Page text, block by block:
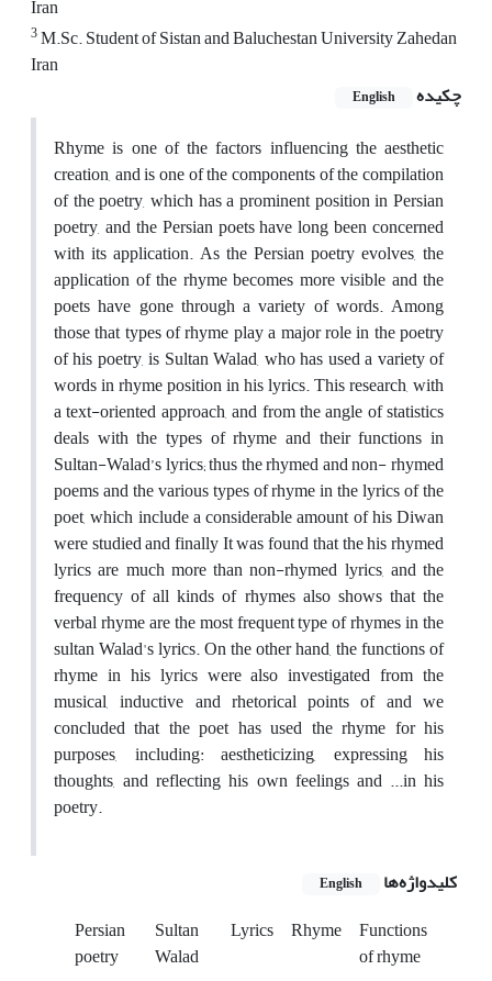
Iran
3M.Sc. Student of Sistan and Baluchestan University Zahedan
Iran
چکیده
English
Rhyme is one of the factors influencing the aesthetic
creation, and is one of the components of the compilation
of the poetry, which has a prominent position in Persian
poetry, and the Persian poets have long been concerned
with its application. As the Persian poetry evolves, the
application of the rhyme becomes more visible and the
poets have gone through a variety of words. Among
those that types of rhyme play a major role in the poetry
of his poetry, is Sultan Walad, who has used a variety of
words in rhyme position in his lyrics. This research, with
a text-oriented approach, and from the angle of statistics
deals with the types of rhyme and their functions in
Sultan-Walad’s lyrics; thus the rhymed and non- rhymed
poems and the various types of rhyme in the lyrics of the
poet, which include a considerable amount of his Diwan
were studied and finally It was found that the his rhymed
lyrics are much more than non-rhymed lyrics, and the
frequency of all kinds of rhymes also shows that the
verbal rhyme are the most frequent type of rhymes in the
sultan Walad's lyrics. On the other hand, the functions of
rhyme in his lyrics were also investigated from the
musical, inductive and rhetorical points of and we
concluded that the poet has used the rhyme for his
purposes, including: aestheticizing, expressing his
thoughts, and reflecting his own feelings and ...in his
poetry.
کلیدواژه‌ها English
Persian
poetry
Sultan
Walad
Lyrics Rhyme Functions
of rhyme